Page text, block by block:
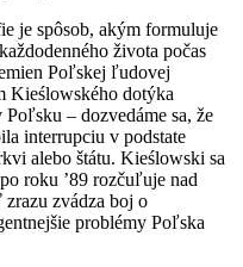
je spôsob, akým formuluje
života počas
Poľskej ľudovej
Kieślowského dotýka
– dozvedáme sa, že
interrupciu v podstate
alebo štátu. Kieślowski sa
roku ’89 rozčuľuje nad
zvádza boj o
problémy Poľska